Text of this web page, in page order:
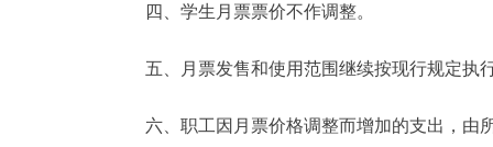
四、学生月票票价不作调整。
五、月票发售和使用范围继续按现行规定执
六、职工因月票价格调整而增加的支出，由